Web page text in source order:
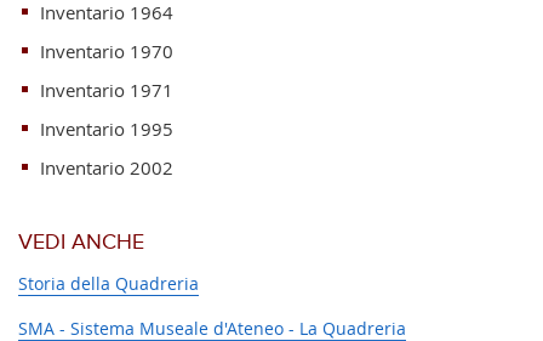
Inventario 1964
Inventario 1970
Inventario 1971
Inventario 1995
Inventario 2002
VEDI ANCHE
Storia della Quadreria
SMA - Sistema Museale d'Ateneo - La Quadreria